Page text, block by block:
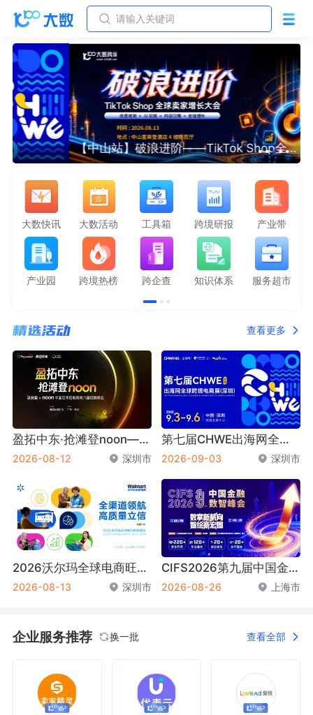
请输入关键词
【中山站】破浪进阶——TikTok Shop全球卖家增长大会---十城巡回
大数快讯 大数活动 工具箱 跨境研报 产业带
产业园 跨境热榜 跨企查 知识体系 服务超市
查看更多
盈拓中东·抢滩登noon——派安盈 x noon 中国品牌启航海湾六国招商峰会
2026-08-12 深圳市
第七届CHWE出海网全球跨境电商展（深圳）秋季
2026-09-03 深圳市
2026沃尔玛全球电商旺季峰会
2026-08-13 深圳市
CIFS2026第九届中国金融数智峰会
2026-08-26 上海市
企业服务推荐 换一批 查看全部
宁波市跨境电子商务协会